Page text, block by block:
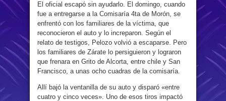
El oficial escapó sin ayudarlo. El domingo, cuando
fue a entregarse a la Comisaría 4ta de Morón, se
enfrentó con los familiares de la víctima, que
reconocieron el auto y lo increparon. Según el
relato de testigos, Pelozo volvió a escaparse. Pero
los familiares de Zárate lo persiguieron y lograron
que frenara en Grito de Alcorta, entre chile y San
Francisco, a unas ocho cuadras de la comisaría.
Allí bajó la ventanilla de su auto y disparó «entre
cuatro y cinco veces». Uno de esos tiros impactó